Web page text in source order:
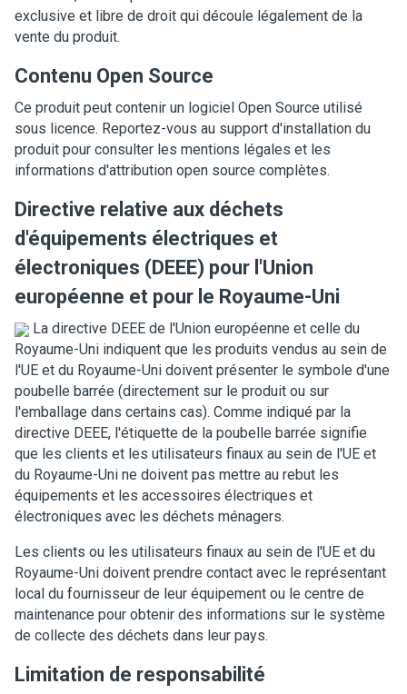
exclusive et libre de droit qui découle légalement de la
vente du produit.
Contenu Open Source
Ce produit peut contenir un logiciel Open Source utilisé
sous licence. Reportez-vous au support d'installation du
produit pour consulter les mentions légales et les
informations d'attribution open source complètes.
Directive relative aux déchets
d'équipements électriques et
électroniques (DEEE) pour l'Union
européenne et pour le Royaume-Uni
La directive DEEE de l'Union européenne et celle du
Royaume-Uni indiquent que les produits vendus au sein de
l'UE et du Royaume-Uni doivent présenter le symbole d'une
poubelle barrée (directement sur le produit ou sur
l'emballage dans certains cas). Comme indiqué par la
directive DEEE, l'étiquette de la poubelle barrée signifie
que les clients et les utilisateurs finaux au sein de l'UE et
du Royaume-Uni ne doivent pas mettre au rebut les
équipements et les accessoires électriques et
électroniques avec les déchets ménagers.
Les clients ou les utilisateurs finaux au sein de l'UE et du
Royaume-Uni doivent prendre contact avec le représentant
local du fournisseur de leur équipement ou le centre de
maintenance pour obtenir des informations sur le système
de collecte des déchets dans leur pays.
Limitation de responsabilité